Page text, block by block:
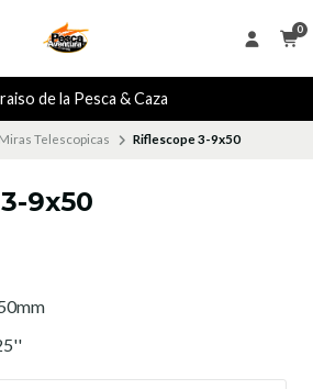
0
de la Pesca & Caza
Miras Telescopicas Riflescope 3-9x50
9x50